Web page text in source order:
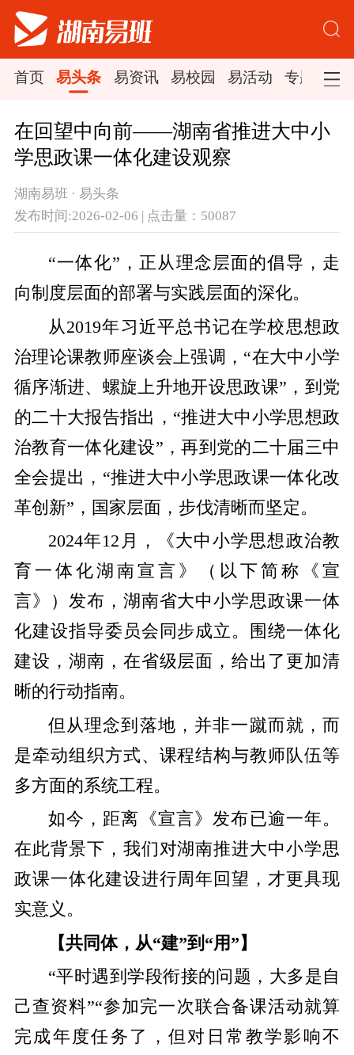
首页 易头条 易资讯 易校园 易活动 专题集锦
在回望中向前——湖南省推进大中小
学思政课一体化建设观察
湖南易班 · 易头条
发布时间:2026-02-06 | 点击量：50087
“一体化”，正从理念层面的倡导，走
向制度层面的部署与实践层面的深化。
从2019年习近平总书记在学校思想政
治理论课教师座谈会上强调，“在大中小学
循序渐进、螺旋上升地开设思政课”，到党
的二十大报告指出，“推进大中小学思想政
治教育一体化建设”，再到党的二十届三中
全会提出，“推进大中小学思政课一体化改
革创新”，国家层面，步伐清晰而坚定。
2024年12月，《大中小学思想政治教
育一体化湖南宣言》（以下简称《宣
言》）发布，湖南省大中小学思政课一体
化建设指导委员会同步成立。围绕一体化
建设，湖南，在省级层面，给出了更加清
晰的行动指南。
但从理念到落地，并非一蹴而就，而
是牵动组织方式、课程结构与教师队伍等
多方面的系统工程。
如今，距离《宣言》发布已逾一年。
在此背景下，我们对湖南推进大中小学思
政课一体化建设进行周年回望，才更具现
实意义。
【共同体，从“建”到“用”】
“平时遇到学段衔接的问题，大多是自
己查资料”“参加完一次联合备课活动就算
完成年度任务了，但对日常教学影响不